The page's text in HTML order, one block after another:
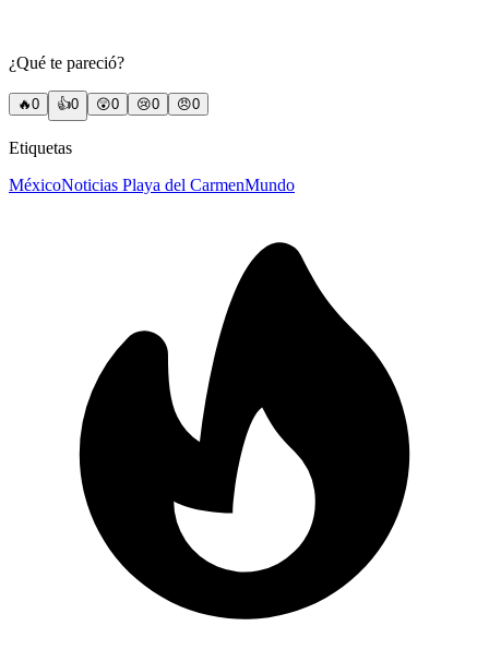
¿Qué te pareció?
🔥0 👍0 😲0 😢0 😠0
Etiquetas
MéxicoNoticias Playa del CarmenMundo